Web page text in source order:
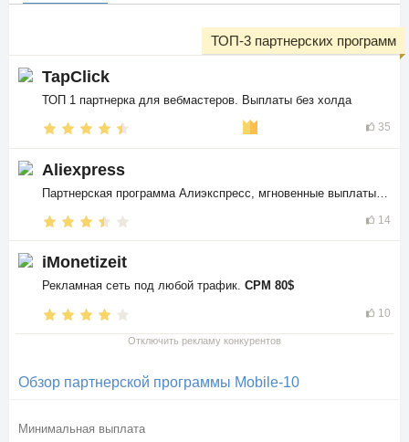
TapClick
ТОП 1 партнерка для вебмастеров. Выплаты без холда
35
ТОП-3 партнерских программ
Aliexpress
14
iMonetizeit
Рекламная сеть под любой трафик. CPM 80$
10
Отключить рекламу конкурентов
Обзор партнерской программы Mobile-10
Минимальная выплата